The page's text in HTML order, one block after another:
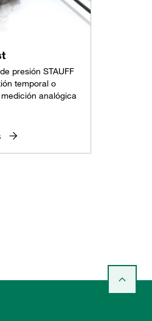
presión STAUFF
temporal o
analógica